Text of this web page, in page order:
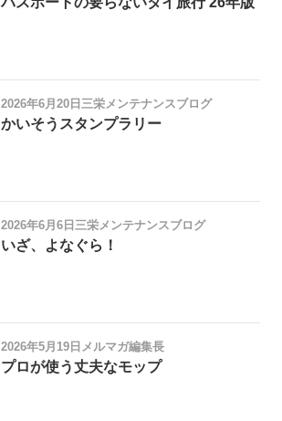
2026年6月20日 三栄メンテナンスブログ
かいそうスタンプラリー
2026年6月6日 三栄メンテナンスブログ
いざ、よなぐら！
2026年5月19日 メルマガ編集長
プロが使う丈夫なモップ